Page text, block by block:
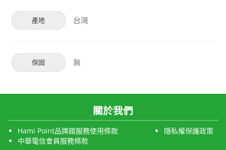
產地 台灣
保固 無
關於我們
Hami Point品牌館服務使用條款
隱私權保護政策
中華電信會員服務條款